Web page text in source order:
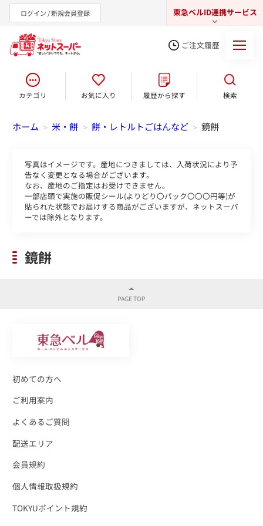
ログイン / 新規会員登録 東急ベルID連携サービス
東急オンラインショップ
ご注文履歴
カテゴリ お気に入り 履歴から探す 検索
ホーム > 米・餅 > 餅・レトルトごはんなど > 鏡餅
写真はイメージです。産地につきましては、入荷状況により予
告なく変更となる場合がございます。
なお、産地のご指定はお受けできません。
一部店頭で実施の販促シール(よりどり〇パック〇〇〇円等)が
貼られた状態でお届けする商品がございますが、ネットスーパ
ーでは除外となります。
鏡餅
初めての方へ
ご利用案内
よくあるご質問
配送エリア
会員規約
個人情報取扱規約
TOKYUポイント規約